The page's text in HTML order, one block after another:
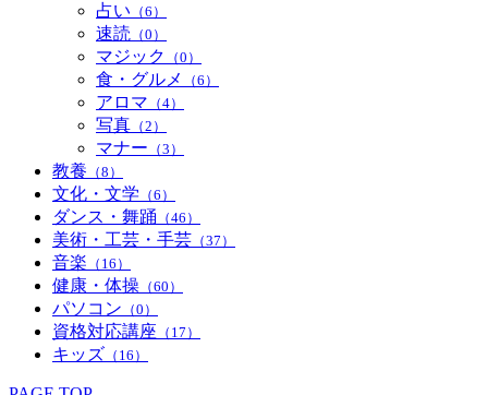
占い （6）
速読 （0）
マジック （0）
食・グルメ （6）
アロマ （4）
写真 （2）
マナー （3）
教養 （8）
文化・文学 （6）
ダンス・舞踊 （46）
美術・工芸・手芸 （37）
音楽 （16）
健康・体操 （60）
パソコン （0）
資格対応講座 （17）
キッズ （16）